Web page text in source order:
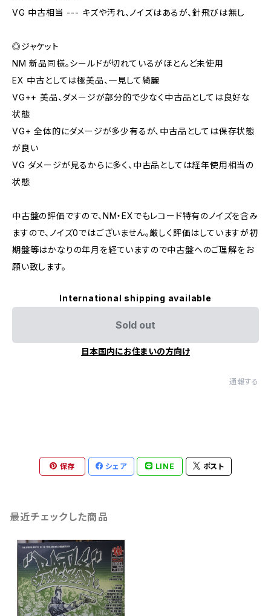
VG 中古相当 --- キズや汚れ、ノイズはあるが、針飛びは無し
◎ジャケット
NM 新品同様。シールドが切れているがほとんど未使用
EX 中古としては極美品、一見して綺麗
VG++ 美品、ダメージが部分的で少なく中古品としては良好な
状態
VG+ 全体的にダメージが多少有るが、中古品としては保存状態
が良い
VG ダメージが見るからに多く、中古品としては経年使用相当の
状態
中古盤の評価ですので、NM・EXでもレコード特有のノイズを含み
ますので、ノイズ0ではございません。厳しく評価はしていますが初
期盤等はかなりの年月を経ていますので中古盤へのご理解をお
願い致します。
International shipping available
Sold out
日本国内にお住まいの方向け
通報する
保存 シェア LINE ポスト
最近チェックした商品